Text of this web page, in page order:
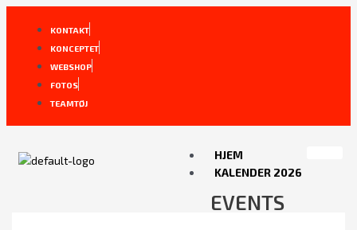
Gå
KONTAKT
KONCEPTET
WEBSHOP
FOTOS
TEAMTØJ
HJEM
KALENDER 2026
EVENTS
Post
navigation